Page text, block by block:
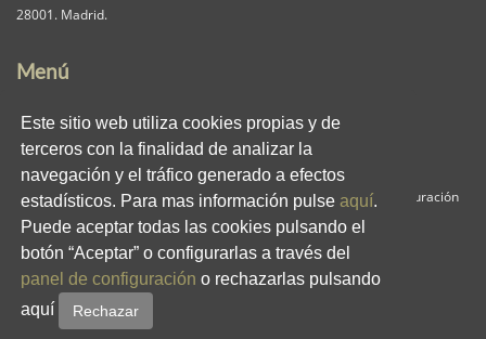
Este sitio web utiliza cookies propias y de
terceros con la finalidad de analizar la
navegación y el tráfico generado a efectos
estadísticos. Para mas información pulseaquí.
Puede aceptar todas las cookies pulsando el
botón “Aceptar” o configurarlas a través del
panel de configuración o rechazarlas pulsando
aquí
Rechazar
28001. Madrid.
Menú
Nuestra Firma Servicios
Pack iguala
Contacta
Clientes
RB en los medios
Enlaces
Privacidad
Aviso Legal
Política de Cookies Panel de Configuración
Redes Sociales